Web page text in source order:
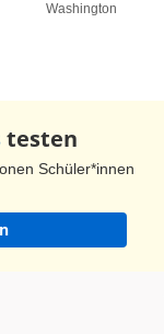
Washington
testen
Schüler*innen